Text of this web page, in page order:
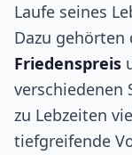
Laufe seines
Dazu gehörten
Friedenspreis
verschiedenen
zu Lebzeiten
tiefgreifende